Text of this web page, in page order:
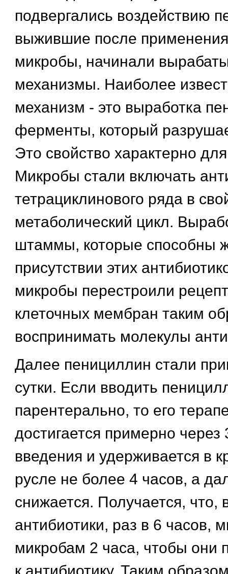
подвергались воздействию
выжившие после
микробы, начинали
механизмы. Наиболее
механизм - это выработка
ферменты, который
Это свойство характерно
Микробы стали включать
тетрациклинового ряда в
метаболический цикл.
штаммы, которые способны
присутствии этих
микробы перестроили
клеточных мембран таким
воспринимать молекулы
Далее пенициллин стали
сутки. Если вводить
парентерально, то его
достигается примерно
введения и удерживается в
русле не более 4 часов, а
снижается. Получается, что,
антибиотики, раз в 6 часов,
микробам 2 часа, чтобы они
к антибиотику. Таким